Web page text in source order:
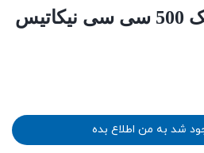
شد به من اطلاع بده